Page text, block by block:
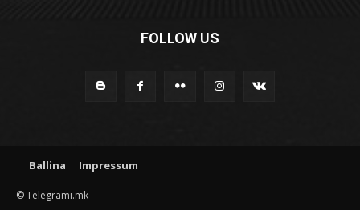
FOLLOW US
Ballina Impressum
© Telegrami.mk